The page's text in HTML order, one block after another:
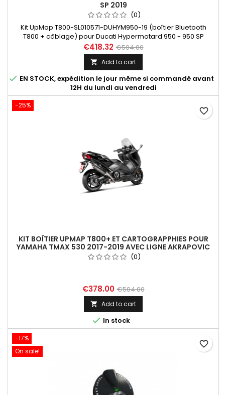
SP 2019
(0)
Kit UpMap T800-SL010571-DUHYM950-19 (boîtier Bluetooth
T800 + câblage) pour Ducati Hypermotard 950 - 950 SP
année 2019. Dans "En savoir plus", découvrez les différentes
cartographies développée par les spécialistes du
départment Upmap de Termignoni : pour une machine
stock, équipée des silencieux homologués D185 ou de la ligne
complète D187 avec ou sans...
€418.32 €504.00
 Add to cart
 EN STOCK, expédition le jour même si commandé avant
12H du lundi au vendredi
-25%
KIT BOÎTIER UPMAP T800+ ET CARTOGRAPPHIES POUR
YAMAHA TMAX 530 2017-2019 AVEC LIGNE AKRAPOVIC
(0)
€378.00 €504.00
 Add to cart
 In stock
favorite_border
-17%
On sale!
favorite_border